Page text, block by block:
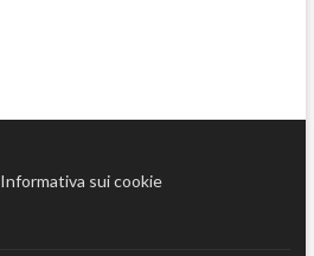
Informativa sui cookie